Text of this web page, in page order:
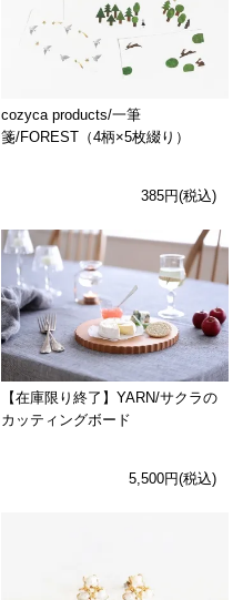
cozyca products/一筆
箋/FOREST（4柄×5枚綴り）
385円(税込)
【在庫限り終了】YARN/サクラの
カッティングボード
5,500円(税込)